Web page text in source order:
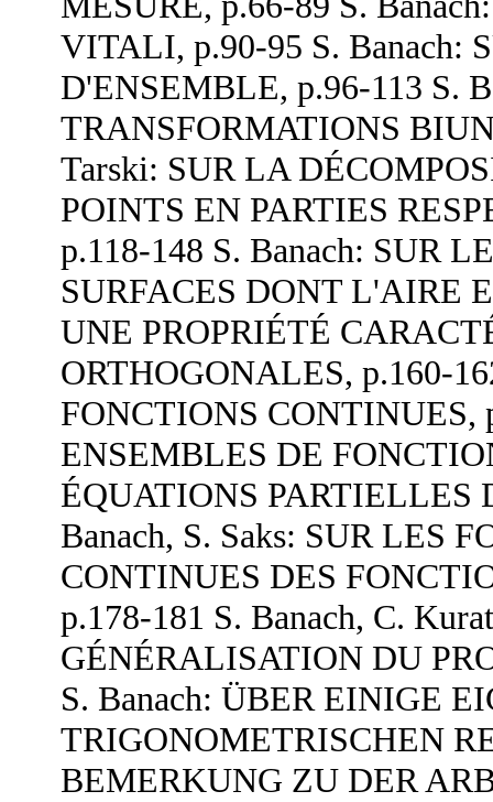
VITALI, p.90-95 S. Banach:
D'ENSEMBLE, p.96-113 S.
TRANSFORMATIONS
Tarski: SUR LA
POINTS EN PARTIES
p.118-148 S. Banach: SUR
SURFACES DONT L'AIRE
UNE PROPRIÉTÉ
ORTHOGONALES, p.160-
FONCTIONS CONTINUES,
ENSEMBLES DE
ÉQUATIONS PARTIELLES
Banach, S. Saks: SUR LES
CONTINUES DES
p.178-181 S. Banach, C.
GÉNÉRALISATION DU
S. Banach: ÜBER EINIGE
TRIGONOMETRISCHEN
BEMERKUNG ZU DER